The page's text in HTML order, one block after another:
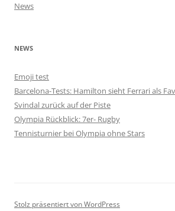
News
NEWS
Emoji test
Barcelona-Tests: Hamilton sieht Ferrari als
Svindal zurück auf der Piste
Olympia Rückblick: 7er- Rugby
Tennisturnier bei Olympia ohne Stars
Stolz präsentiert von WordPress